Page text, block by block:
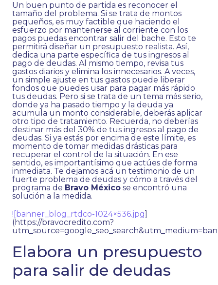
Un buen punto de partida es reconocer el
tamaño del problema. Si se trata de montos
pequeños, es muy factible que haciendo el
esfuerzo por mantenerse al corriente con los
pagos puedas encontrar salir del bache. Esto te
permitirá diseñar un presupuesto realista. Así,
dedica una parte específica de tus ingresos al
pago de deudas. Al mismo tiempo, revisa tus
gastos diarios y elimina los innecesarios. A veces,
un simple ajuste en tus gastos puede liberar
fondos que puedes usar para pagar más rápido
tus deudas. Pero si se trata de un tema más serio,
donde ya ha pasado tiempo y la deuda ya
acumula un monto considerable, deberás aplicar
otro tipo de tratamiento. Recuerda, no deberías
destinar más del 30% de tus ingresos al pago de
deudas. Si ya estás por encima de este límite, es
momento de tomar medidas drásticas para
recuperar el control de la situación. En ese
sentido, es importantísimo que actúes de forma
inmediata. Te dejamos acá un testimonio de un
fuerte problema de deudas y cómo a través del
programa de Bravo México se encontró una
solución a la medida.
![banner_blog_rtdco-1024×536.jpg
(https://bravocredito.com?
Elabora un presupuesto
para salir de deudas